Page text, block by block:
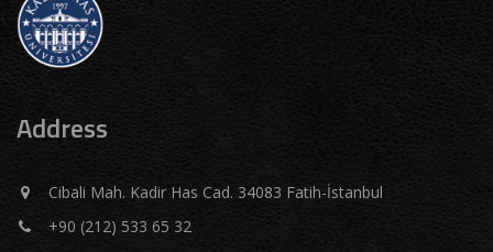
Address
Cibali Mah. Kadir Has Cad. 34083 Fatih-İstanbul
+90 (212) 533 65 32